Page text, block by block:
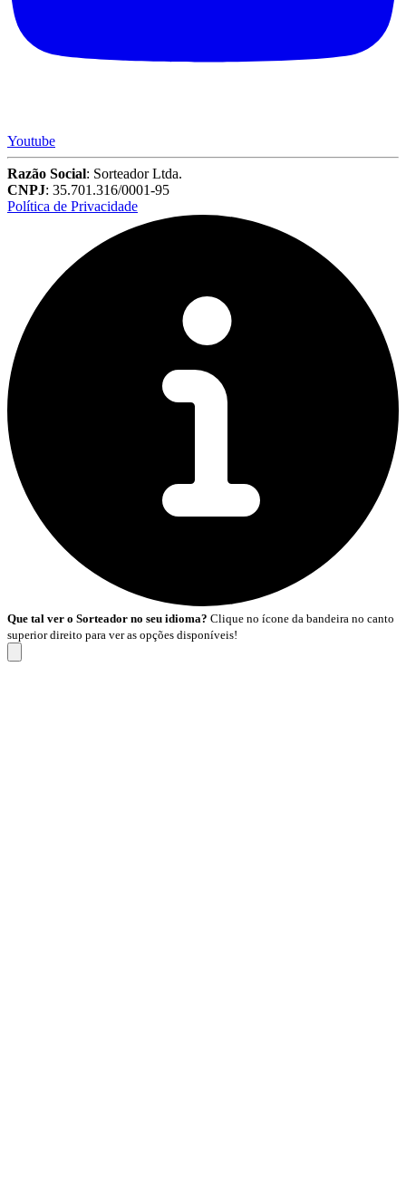
Youtube
Razão Social: Sorteador Ltda.
CNPJ: 35.701.316/0001-95
Política de Privacidade
Que tal ver o Sorteador no seu idioma? Clique no ícone da bandeira no canto
superior direito para ver as opções disponíveis!